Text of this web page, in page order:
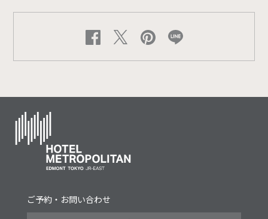
ご予約・お問い合わせ